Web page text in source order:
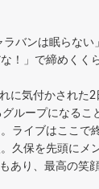
バンは眠らない
！」で締めくく
に気付かされた
ループになるこ
ライブはここで
久保を先頭にメ
り、最高の笑